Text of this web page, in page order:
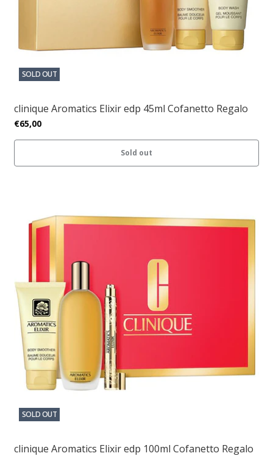
SOLD OUT
clinique Aromatics Elixir edp 45ml Cofanetto Regalo
€65,00
Sold out
SOLD OUT
clinique Aromatics Elixir edp 100ml Cofanetto Regalo